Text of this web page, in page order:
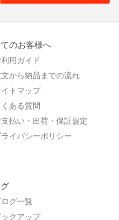
のお客様へ
利用ガイド
から納品までの流れ
トマップ
くある質問
支払い・出荷・保証規定
ライバシーポリシー
ログ一覧
ックアップ